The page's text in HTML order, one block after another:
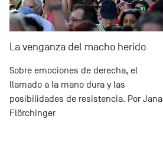
La venganza del macho herido
Sobre emociones de derecha, el
llamado a la mano dura y las
posibilidades de resistencia. Por Jana
Flörchinger